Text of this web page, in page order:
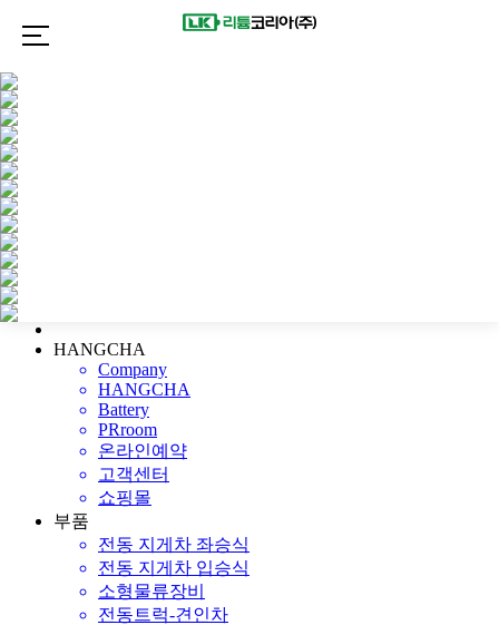
럭
지형 트럭
계류
HANGCHA
부품
HANGCHA
Company
HANGCHA
Battery
PRroom
온라인예약
고객센터
쇼핑몰
부품
전동 지게차 좌승식
전동 지게차 입승식
소형물류장비
전동트럭-견인차